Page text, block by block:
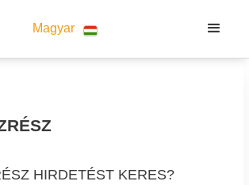
Magyar
HIRDETÉST KERES?